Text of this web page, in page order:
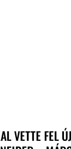
VETTE FEL